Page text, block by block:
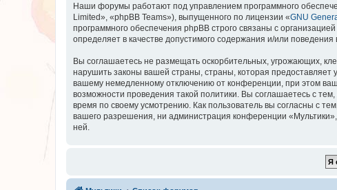
Наши форумы работают под управлением программного
Limited», «phpBB Teams»), выпущенного по лицензии «GNU
программного обеспечения phpBB строго связаны с
определяет в качестве допустимого содержания и/или
Вы соглашаетесь не размещать оскорбительных, угрожающих,
нарушить законы вашей страны, страны, которая
вашему немедленному отключению от конференции, при этом
возможности проведения такой политики. Вы соглашаетесь с
время по своему усмотрению. Как пользователь вы согласны с
вашего разрешения, ни администрация конференции
ней.